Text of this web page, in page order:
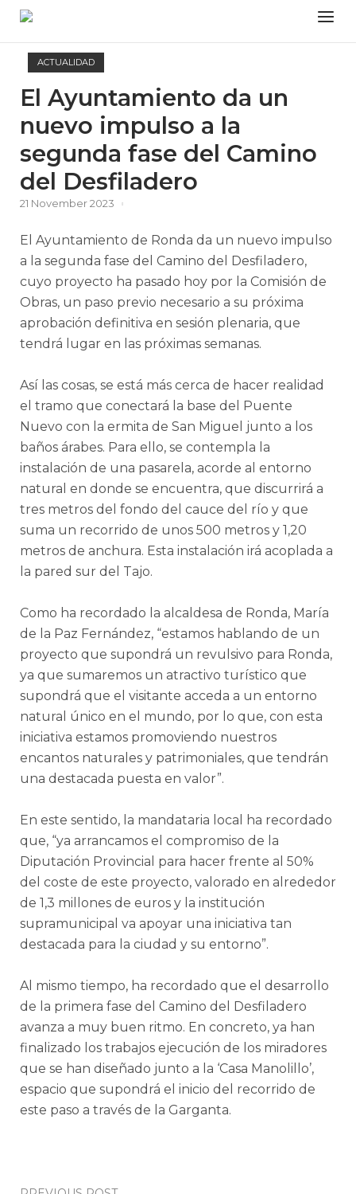
Skip
content
Menu
ACTUALIDAD
El Ayuntamiento da un
nuevo impulso a la
segunda fase del Camino
del Desfiladero
21 November 2023
El Ayuntamiento de Ronda da un nuevo impulso
a la segunda fase del Camino del Desfiladero,
cuyo proyecto ha pasado hoy por la Comisión de
Obras, un paso previo necesario a su próxima
aprobación definitiva en sesión plenaria, que
tendrá lugar en las próximas semanas.
Así las cosas, se está más cerca de hacer realidad
el tramo que conectará la base del Puente
Nuevo con la ermita de San Miguel junto a los
baños árabes. Para ello, se contempla la
instalación de una pasarela, acorde al entorno
natural en donde se encuentra, que discurrirá a
tres metros del fondo del cauce del río y que
suma un recorrido de unos 500 metros y 1,20
metros de anchura. Esta instalación irá acoplada a
la pared sur del Tajo.
Como ha recordado la alcaldesa de Ronda, María
de la Paz Fernández, “estamos hablando de un
proyecto que supondrá un revulsivo para Ronda,
ya que sumaremos un atractivo turístico que
supondrá que el visitante acceda a un entorno
natural único en el mundo, por lo que, con esta
iniciativa estamos promoviendo nuestros
encantos naturales y patrimoniales, que tendrán
una destacada puesta en valor”.
En este sentido, la mandataria local ha recordado
que, “ya arrancamos el compromiso de la
Diputación Provincial para hacer frente al 50%
del coste de este proyecto, valorado en alrededor
de 1,3 millones de euros y la institución
supramunicipal va apoyar una iniciativa tan
destacada para la ciudad y su entorno”.
Al mismo tiempo, ha recordado que el desarrollo
de la primera fase del Camino del Desfiladero
avanza a muy buen ritmo. En concreto, ya han
finalizado los trabajos ejecución de los miradores
que se han diseñado junto a la ‘Casa Manolillo’,
espacio que supondrá el inicio del recorrido de
este paso a través de la Garganta.